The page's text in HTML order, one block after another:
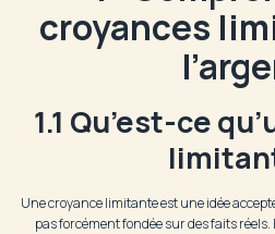
croyances
1.1 Qu’est-ce
Une croyance limitante est une idée
pas forcément fondée sur des faits